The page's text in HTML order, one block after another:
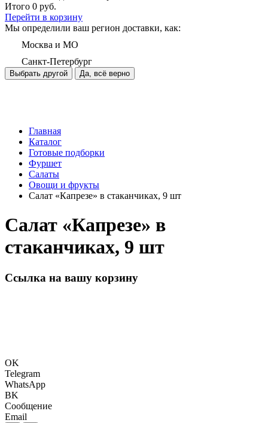
Итого 0 руб.
Перейти в корзину
Мы определили ваш регион доставки, как:
Москва и МО
Санкт-Петербург
Выбрать другой Да, всё верно
Главная
Каталог
Готовые подборки
Фуршет
Салаты
Овощи и фрукты
Салат «Капрезе» в стаканчиках, 9 шт
Салат «Капрезе» в
стаканчиках, 9 шт
Ссылка на вашу корзину
OK
Telegram
WhatsApp
BK
Сообщение
Email